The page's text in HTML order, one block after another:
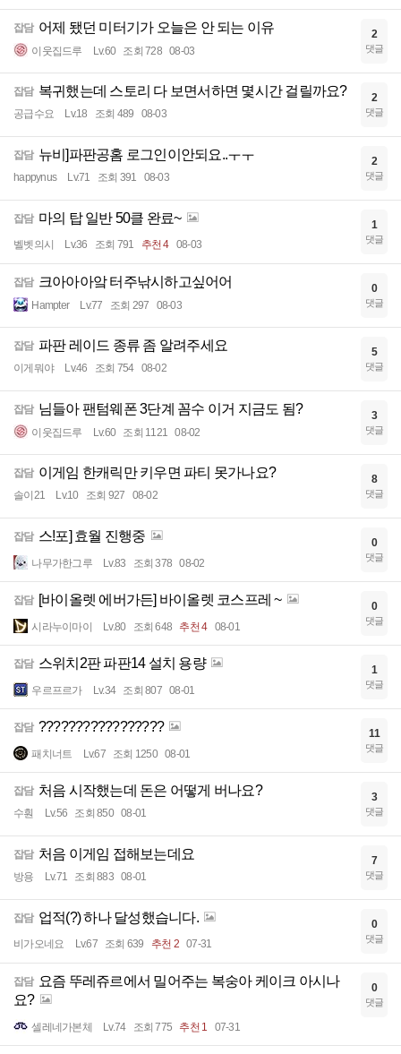
잡담 어제 됐던 미터기가 오늘은 안 되는 이유
이웃집드루 Lv.60 조회 728 08-03
2
댓글
잡담 복귀했는데 스토리 다 보면서하면 몇시간 걸릴까요?
공급수요 Lv.18 조회 489 08-03
2
댓글
잡담 뉴비]파판공홈 로그인이안되요..ㅜㅜ
happynus Lv.71 조회 391 08-03
2
댓글
잡담 마의 탑 일반 50클 완료~
벨벳의시 Lv.36 조회 791 추천 4 08-03
1
댓글
잡담 크아아아앜 터주낚시하고싶어어
Hampter Lv.77 조회 297 08-03
0
댓글
잡담 파판 레이드 종류 좀 알려주세요
이게뭐야 Lv.46 조회 754 08-02
5
댓글
잡담 님들아 팬텀웨폰 3단계 꼼수 이거 지금도 됨?
이웃집드루 Lv.60 조회 1121 08-02
3
댓글
잡담 이게임 한캐릭만 키우면 파티 못가나요?
솔이21 Lv.10 조회 927 08-02
8
댓글
잡담 스!포] 효월 진행중
나무가한그루 Lv.83 조회 378 08-02
0
댓글
잡담 [바이올렛 에버가든] 바이올렛 코스프레 ~
시라누이마이 Lv.80 조회 648 추천 4 08-01
0
댓글
잡담 스위치2판 파판14 설치 용량
우르프르가 Lv.34 조회 807 08-01
1
댓글
잡담 ?????????????????
패치너트 Lv.67 조회 1250 08-01
11
댓글
잡담 처음 시작했는데 돈은 어떻게 버나요?
수훤 Lv.56 조회 850 08-01
3
댓글
잡담 처음 이게임 접해보는데요
방용 Lv.71 조회 883 08-01
7
댓글
잡담 업적(?) 하나 달성했습니다.
비가오네요 Lv.67 조회 639 추천 2 07-31
0
댓글
잡담 요즘 뚜레쥬르에서 밀어주는 복숭아 케이크 아시나
요?
셀레네가본체 Lv.74 조회 775 추천 1 07-31
0
댓글